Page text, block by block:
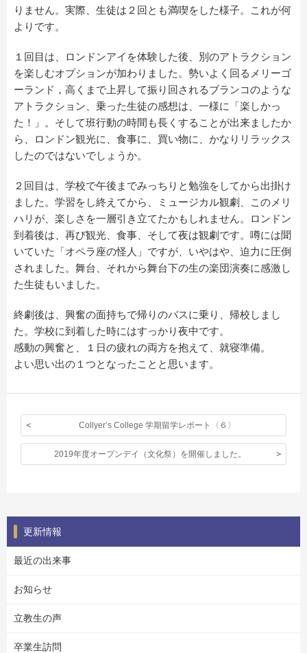
りません。実際、生徒は２回とも満喫をした様子。これが何
よりです。
１回目は、ロンドンアイを体験した後、別のアトラクション
を楽しむオプションが加わりました。勢いよく回るメリーゴ
ーランド，高くまで上昇して振り回されるブランコのような
アトラクション、乗った生徒の感想は、一様に「楽しかっ
た！」。そして班行動の時間も長くすることが出来ましたか
ら、ロンドン観光に、食事に、買い物に、かなりリラックス
したのではないでしょうか。
２回目は、学校で午後までみっちりと勉強をしてから出掛け
ました。学習をし終えてから、ミュージカル観劇、このメリ
ハリが、楽しさを一層引き立てたかもしれません。ロンドン
到着後は、再び観光、食事、そして夜は観劇です。噂には聞
いていた「オペラ座の怪人」ですが、いやはや、迫力に圧倒
されました。舞台、それから舞台下の生の楽団演奏に感激し
た生徒もいました。
終劇後は、興奮の面持ちで帰りのバスに乗り、帰校しまし
た。学校に到着した時にはすっかり夜中です。
感動の興奮と、１日の疲れの両方を抱えて、就寝準備。
よい思い出の１つとなったことと思います。
Collyer’s College 学期留学レポート〈６〉
2019年度オープンデイ（文化祭）を開催しました。
更新情報
最近の出来事
お知らせ
立教生の声
卒業生訪問